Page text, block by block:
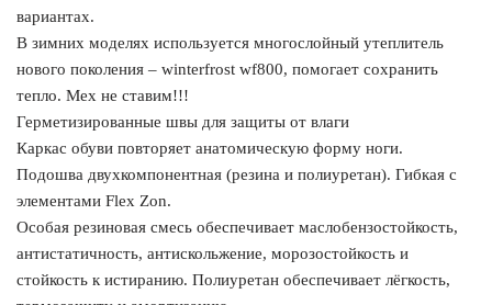
вариантах.
В зимних моделях используется многослойный утеплитель
нового поколения – winterfrost wf800, помогает сохранить
тепло. Мех не ставим!!!
Герметизированные швы для защиты от влаги
Каркас обуви повторяет анатомическую форму ноги.
Подошва двухкомпонентная (резина и полиуретан). Гибкая с
элементами Flex Zon.
Особая резиновая смесь обеспечивает маслобензостойкость,
антистатичность, антискольжение, морозостойкость и
стойкость к истиранию. Полиуретан обеспечивает лёгкость,